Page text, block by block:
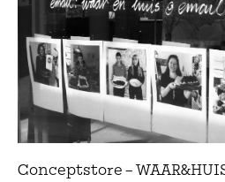
Conceptstore –